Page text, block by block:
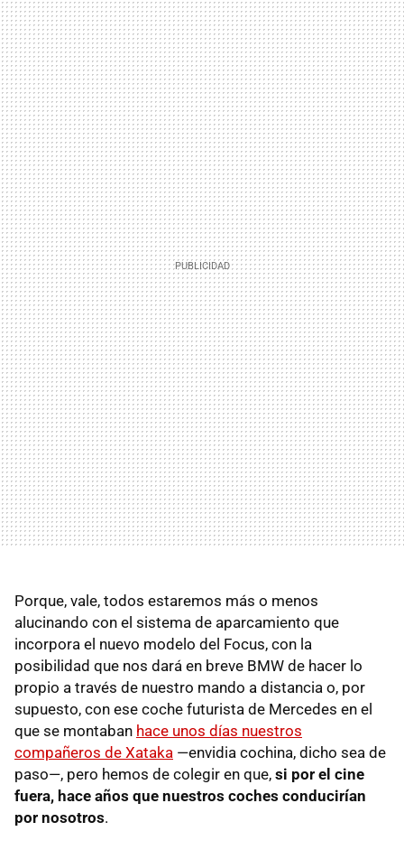
Porque, vale, todos estaremos más o menos
alucinando con el sistema de aparcamiento que
incorpora el nuevo modelo del Focus, con la
posibilidad que nos dará en breve BMW de hacer lo
propio a través de nuestro mando a distancia o, por
supuesto, con ese coche futurista de Mercedes en el
que se montaban hace unos días nuestros
compañeros de Xataka —envidia cochina, dicho sea de
paso—, pero hemos de colegir en que, si por el cine
fuera, hace años que nuestros coches conducirían
por nosotros.